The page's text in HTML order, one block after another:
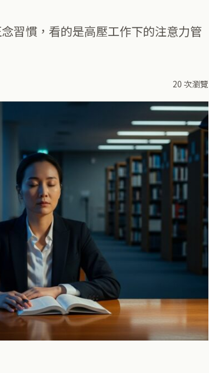
習慣，看的是高壓工作下的注意力管
20 次瀏覽